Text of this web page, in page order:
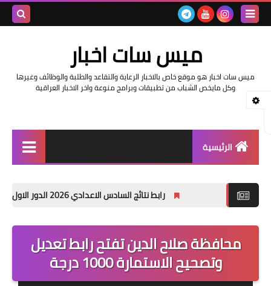
ميس سات اخبار
ميس سات اخبار هو موقع خاص بالاخبار الرعاية والتقاعد والطلبة والوظائف وغيرها
وكل مايخص الشباب من تطبيقات وبرامج منوعة واخر الاخبار العراقية
الرئيسية
اخبار وزارة التربية والتعليم
اخبار وزارة العمل وهيئة
التقاعد
رابط نتائج السادس الاعدادي 2026 الدور الاول في العراق | موقع نتائجنا
محافظة صلاح الدين تفتح رابط تعديل
وتصحيح الاستمارة 1000 درجة